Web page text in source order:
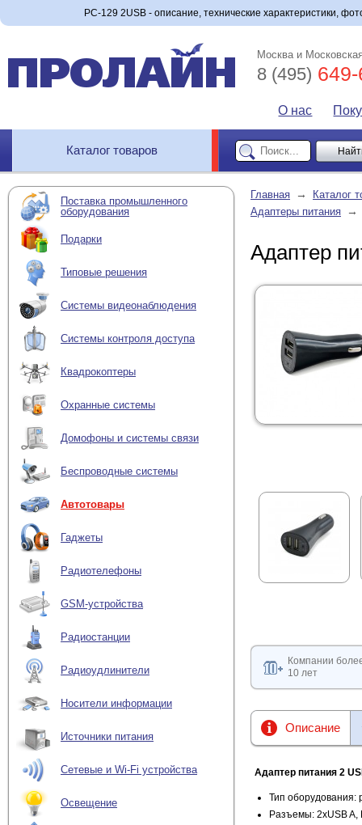
PC-129 2USB - описание, технические характеристики,
Москва и
8 (495)
О нас
Каталог товаров
Поставка промышленного
оборудования
Подарки
Типовые решения
Системы видеонаблюдения
Системы контроля доступа
Квадрокоптеры
Охранные системы
Домофоны и системы связи
Беспроводные системы
Автотовары
Гаджеты
Радиотелефоны
GSM-устройства
Радиостанции
Радиоудлинители
Носители информации
Источники питания
Сетевые и Wi-Fi устройства
Освещение
Главная →
Каталог
Адаптеры питания →
Адаптер
Компании
10 лет
Описание
Адаптер питания 2
Тип оборудования:
Разъемы: 2хUSB A,